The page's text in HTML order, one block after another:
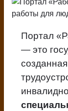
Портал
— это